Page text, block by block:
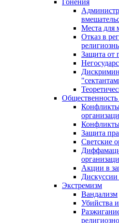
Гонения
Места для
Отказ в
Защита от
Защита
Светские
Акции в
Дискуссии
Экстремизм
Вандализм
Убийства